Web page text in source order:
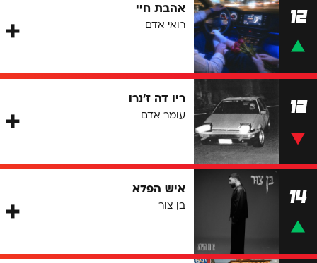
12 אהבת חיי
רואי אדם
13 ריו דה ז'נרו
עומר אדם
14 איש הפלא
בן צור